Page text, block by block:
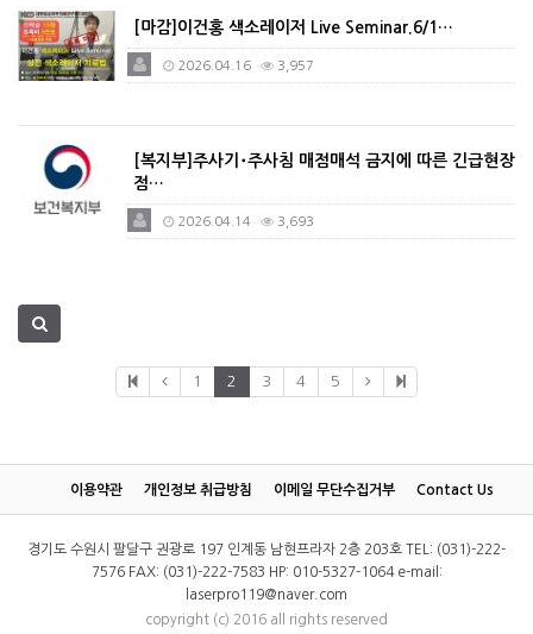
[마감]이건홍 색소레이저 Live Seminar.6/1…
2026.04.16 3,957
[복지부]주사기･주사침 매점매석 금지에 따른 긴급현장
점…
2026.04.14 3,693
1 2 3 4 5
이용약관 개인정보 취급방침 이메일 무단수집거부 Contact Us
경기도 수원시 팔달구 권광로 197 인계동 남현프라자 2층 203호 TEL: (031)-222-
7576 FAX: (031)-222-7583 HP: 010-5327-1064 e-mail:
laserpro119@naver.com
copyright (c) 2016 all rights reserved